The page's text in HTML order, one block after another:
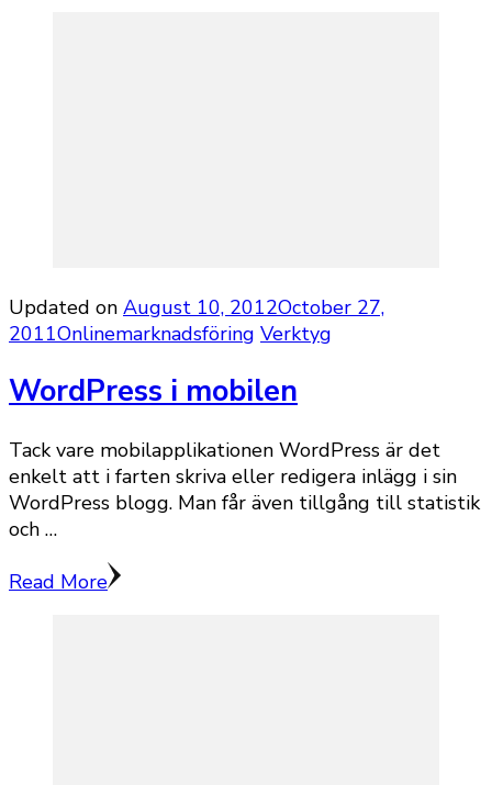
Updated on August 10, 2012October 27,
2011Onlinemarknadsföring Verktyg
WordPress i mobilen
Tack vare mobilapplikationen WordPress är det
enkelt att i farten skriva eller redigera inlägg i sin
WordPress blogg. Man får även tillgång till statistik
och …
Read More